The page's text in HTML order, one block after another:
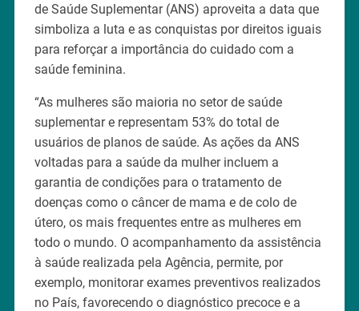
de Saúde Suplementar (ANS) aproveita a data que
simboliza a luta e as conquistas por direitos iguais
para reforçar a importância do cuidado com a
saúde feminina.
“As mulheres são maioria no setor de saúde
suplementar e representam 53% do total de
usuários de planos de saúde. As ações da ANS
voltadas para a saúde da mulher incluem a
garantia de condições para o tratamento de
doenças como o câncer de mama e de colo de
útero, os mais frequentes entre as mulheres em
todo o mundo. O acompanhamento da assistência
à saúde realizada pela Agência, permite, por
exemplo, monitorar exames preventivos realizados
no País, favorecendo o diagnóstico precoce e a